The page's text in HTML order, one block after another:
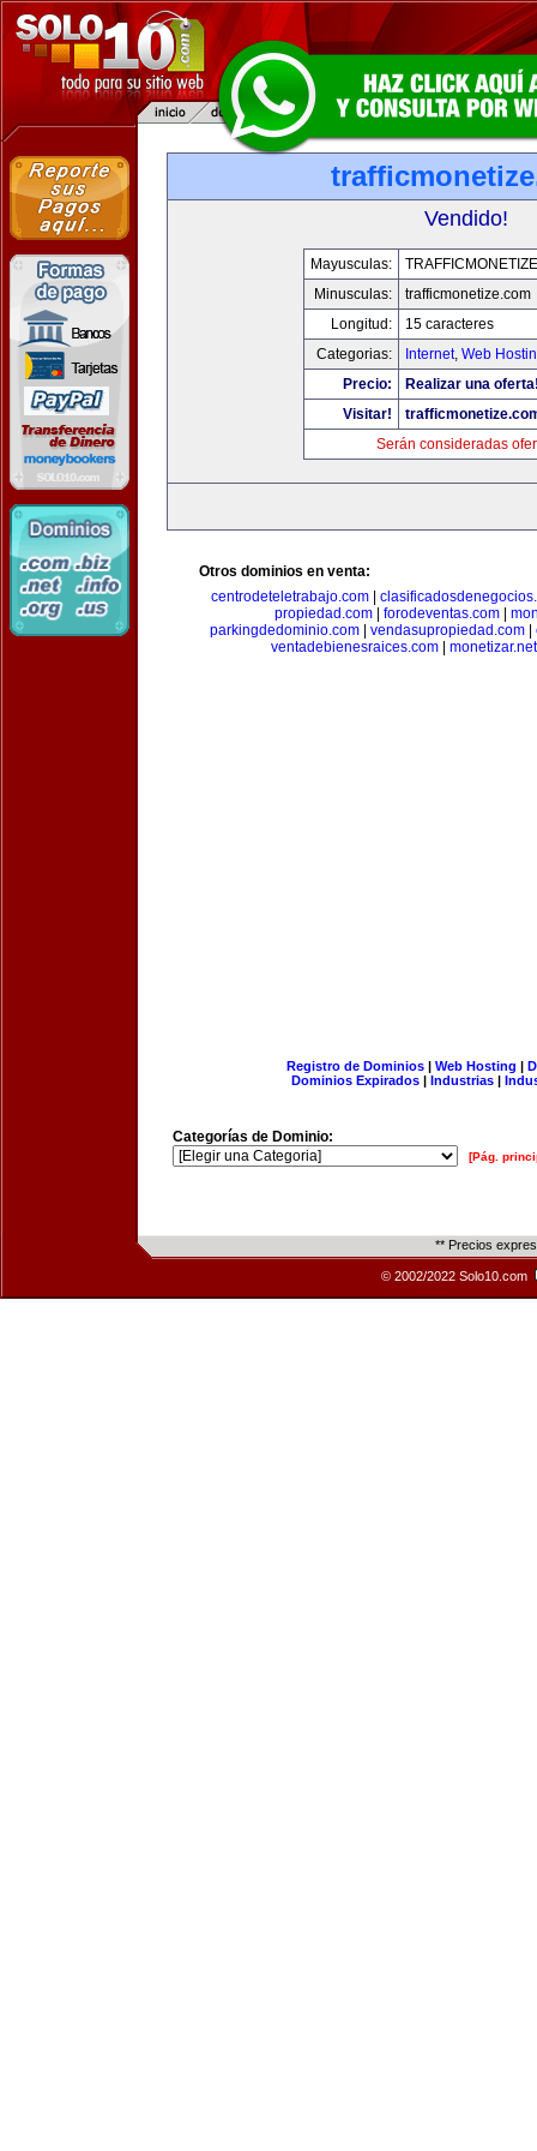
Vendido!
Mayusculas:
Minusculas:
trafficmonetize.com
Longitud:
15 caracteres
Categorias:
Internet, Web
Precio:
Realizar una
Visitar!
Serán consideradas
Otros dominios en venta:
centrodeteletrabajo.com
propiedad.com
forodeventas.com
parkingdedominio.com| vendasupropiedad.com|
ventadebienesraices.com
monetizar.net
Registro de Dominios| Web Hosting |
Dominios Expirados | Industrias |
Categorías de Dominio:
[Pág.
** Precios
© 2002/2022 Solo10.com